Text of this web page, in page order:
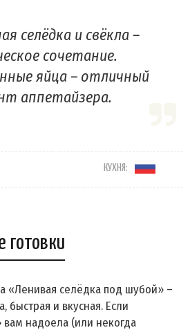
селёдка и свёкла –
сочетание.
яйца – отличный
аппетайзера.
КУХНЯ:
готовки
«Ленивая селёдка под шубой» –
быстрая и вкусная. Если
вам надоела (или некогда